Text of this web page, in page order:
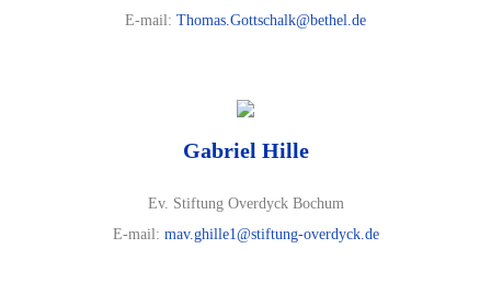
E-mail: Thomas.Gottschalk@bethel.de
Gabriel Hille
Ev. Stiftung Overdyck Bochum
E-mail: mav.ghille1@stiftung-overdyck.de